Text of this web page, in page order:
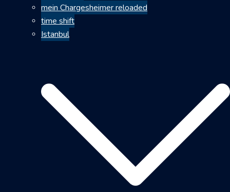
mein Chargesheimer reloaded
time shift
Istanbul